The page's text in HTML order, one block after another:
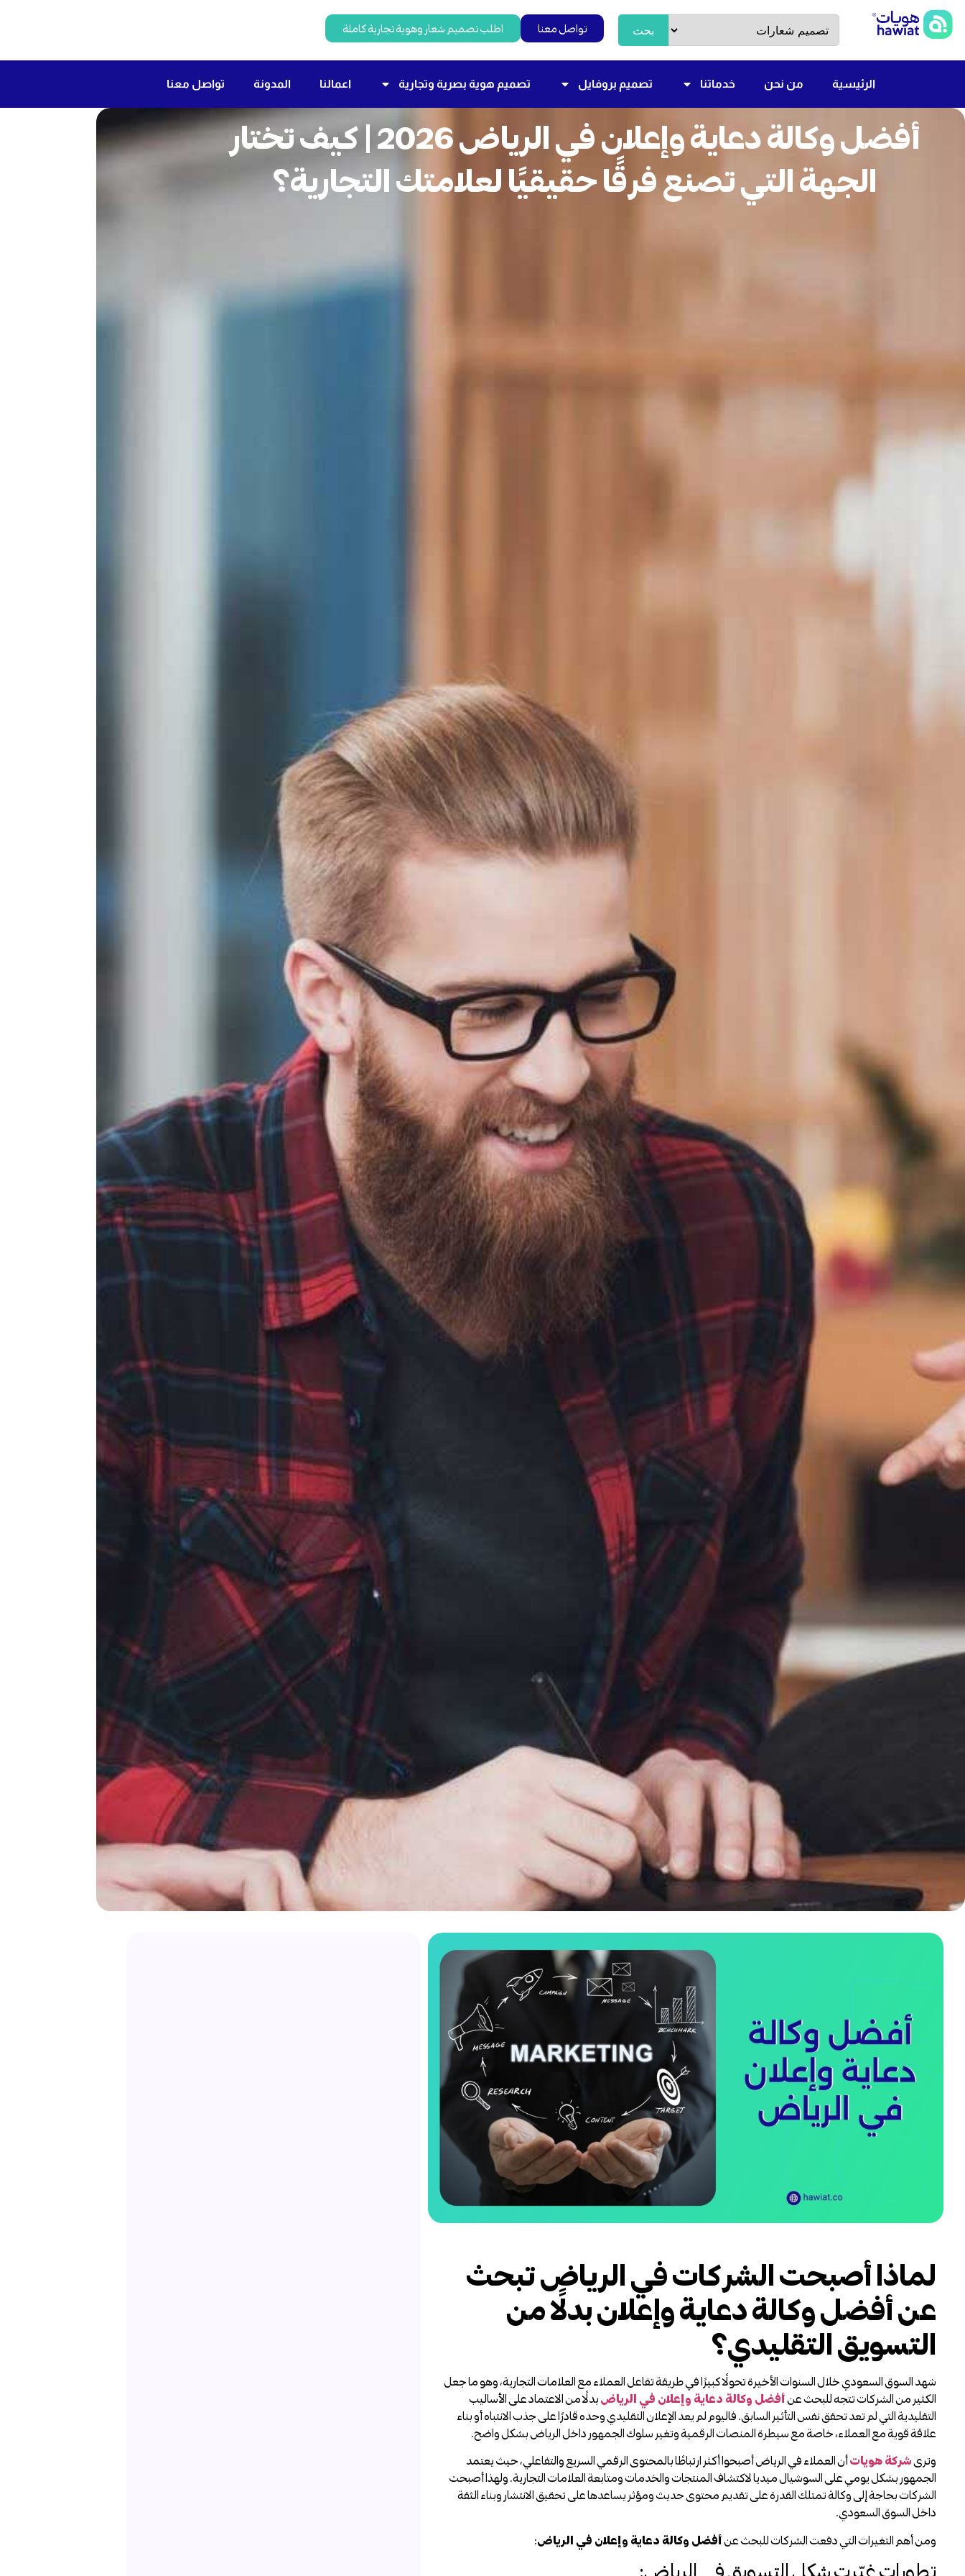
بحث تواصل معنا اطلب تصميم شعار وهوية تجارية كاملة
الرئيسية من نحن خدماتنا تصميم بروفايل تصميم هوية بصرية وتجارية اعمالنا المدونة تواصل معنا
أفضل وكالة دعاية وإعلان في الرياض 2026 | كيف تختار
الجهة التي تصنع فرقًا حقيقيًا لعلامتك التجارية؟
لماذا أصبحت الشركات في الرياض تبحث
عن أفضل وكالة دعاية وإعلان بدلًا من
التسويق التقليدي؟
شهد السوق السعودي خلال السنوات الأخيرة تحولًا كبيرًا في طريقة تفاعل العملاء مع العلامات التجارية، وهو ما جعل
الكثير من الشركات تتجه للبحث عنأفضل وكالة دعاية وإعلان في الرياض بدلًا من الاعتماد على الأساليب
التقليدية التي لم تعد تحقق نفس التأثير السابق. فاليوم لم يعد الإعلان التقليدي وحده قادرًا على جذب الانتباه أو بناء
علاقة قوية مع العملاء، خاصة مع سيطرة المنصات الرقمية وتغير سلوك الجمهور داخل الرياض بشكل واضح.
وترى شركة هوياتأن العملاء في الرياض أصبحوا أكثر ارتباطًا بالمحتوى الرقمي السريع والتفاعلي، حيث يعتمد
الجمهور بشكل يومي على السوشيال ميديا لاكتشاف المنتجات والخدمات ومتابعة العلامات التجارية. ولهذا أصبحت
الشركات بحاجة إلى وكالة تمتلك القدرة على تقديم محتوى حديث ومؤثر يساعدها على تحقيق الانتشار وبناء الثقة
داخل السوق السعودي.
ومن أهم التغيرات التي دفعت الشركات للبحث عنأفضل وكالة دعاية وإعلان في الرياض:
تطورات غيّرت شكل التسويق في الرياض: